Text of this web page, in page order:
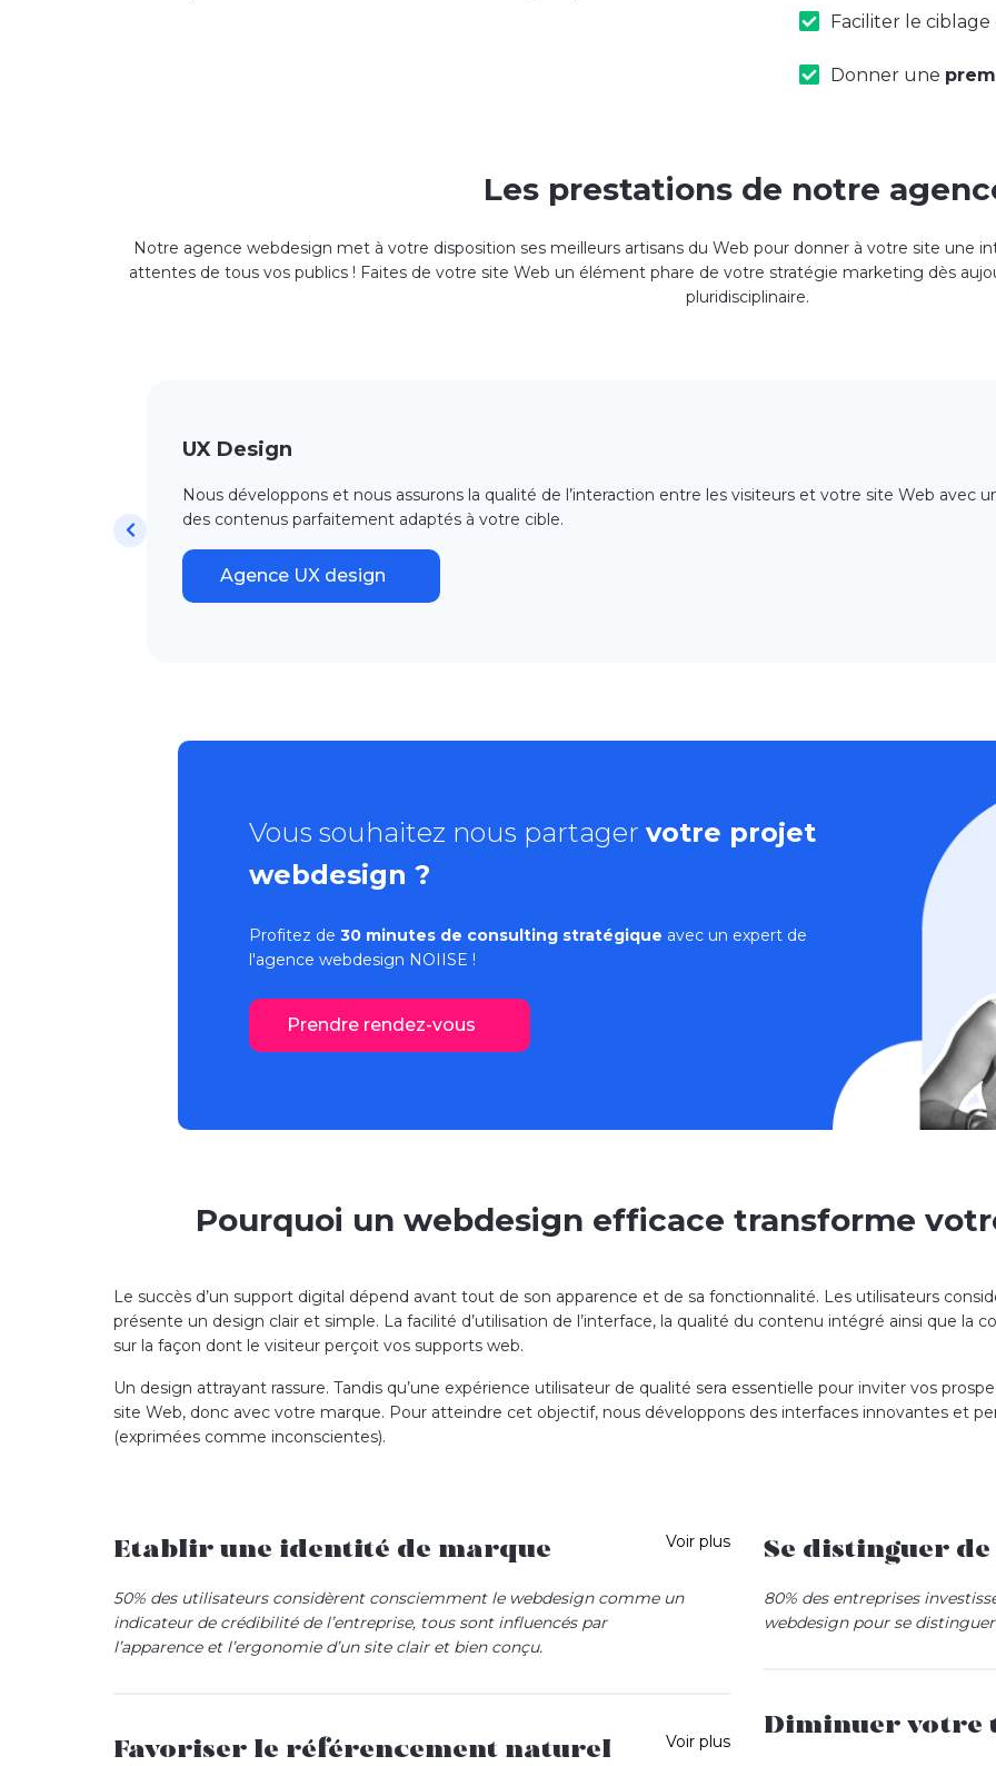
Faciliter le
Donner une
Les prestations de notre
Notre agence webdesign met à votre disposition ses meilleurs artisans du Web pour donner à votre site une
attentes de tous vos publics ! Faites de votre site Web un élément phare de votre stratégie marketing dès
pluridisciplinaire.
UX Design
Nous développons et nous assurons la qualité de l’interaction entre les visiteurs et votre site Web avec
des contenus parfaitement adaptés à votre cible.
Agence UX design
Vous souhaitez nous partager votre projet
webdesign ?
Profitez de 30 minutes de consulting stratégique avec un expert de
l'agence webdesign NOIISE !
Prendre rendez-vous
Pourquoi un webdesign efficace transforme
Le succès d’un support digital dépend avant tout de son apparence et de sa fonctionnalité. Les utilisateurs
présente un design clair et simple. La facilité d’utilisation de l’interface, la qualité du contenu intégré ainsi que la
sur la façon dont le visiteur perçoit vos supports web.
Un design attrayant rassure. Tandis qu’une expérience utilisateur de qualité sera essentielle pour inviter vos
site Web, donc avec votre marque. Pour atteindre cet objectif, nous développons des interfaces innovantes et
(exprimées comme inconscientes).
Etablir une identité de marque
50% des utilisateurs considèrent consciemment le webdesign comme un
indicateur de crédibilité de l’entreprise, tous sont influencés par
l’apparence et l’ergonomie d’un site clair et bien conçu.
contenus de qualité (emailing, habillage, infographie, vidéo…) créés par nos
experts du webmettent en place unrécit : celui de votre entreprise, de vos
Voir plus
Favoriser le référencement naturel Voir plus
Se distinguer
80% des entreprises
webdesignpour se
primordial de se distinguer :
différence intrinsèque et vos
Diminuer votre